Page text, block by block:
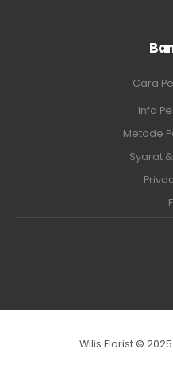
Cara
Info
Metode
Syarat
Wilis Florist ©